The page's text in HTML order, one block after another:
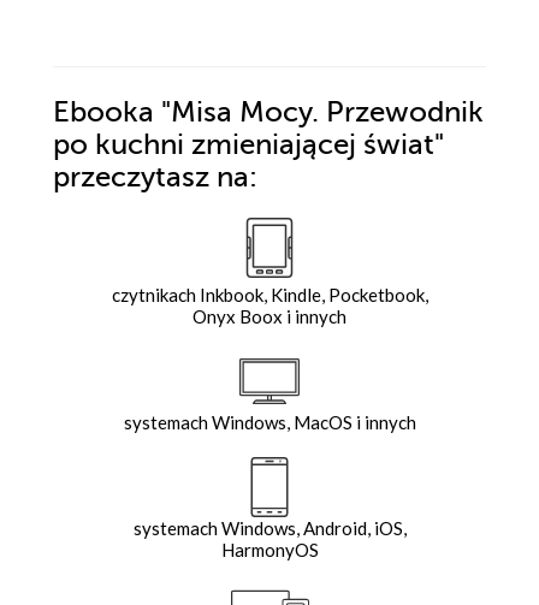
Ebooka "Misa Mocy. Przewodnik
po kuchni zmieniającej świat"
przeczytasz na:
czytnikach Inkbook, Kindle, Pocketbook,
Onyx Boox i innych
systemach Windows, MacOS i innych
systemach Windows, Android, iOS,
HarmonyOS